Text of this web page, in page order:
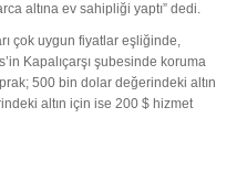
altına ev sahipliği yaptı” dedi.
çok uygun fiyatlar eşliğinde,
Kapalıçarşı şubesinde koruma
500 bin dolar değerindeki altın
altın için ise 200 $ hizmet